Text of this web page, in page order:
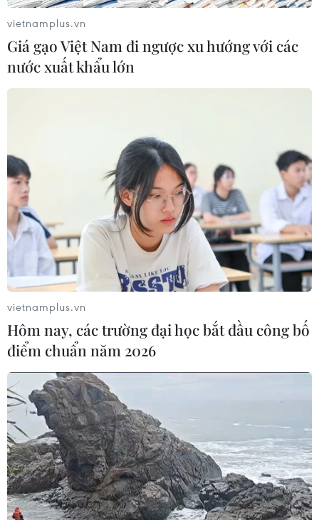
bại tuyển Indonesia
10/10/2016 15:09
Tuyển bóng chuyền nữ Việt Nam đã có chiến thắng thứ
3 liên tiếp tại giải Bóng chuyền nữ VTV Cup 2016-Tôn
Tuyển bóng chuyền nữ Việt Nam thắng
ngược tuyển trẻ Trung Quốc
12/10/2016 14:51
Đội tuyển bóng chuyền nữ Việt Nam đã có chiến thắng
ngược dòng 3-1 trước tuyển trẻ U17 Trung Quốc ở trận
đấu cuối cùng vòng bảng giải Bóng chuyền nữ VTV
Cup 2016.
vietnamplus.vn
Giá gạo Việt Nam đi ngược xu hướng với các
nước xuất khẩu lớn
vietnamplus.vn
Hôm nay, các trường đại học bắt đầu công bố
điểm chuẩn năm 2026